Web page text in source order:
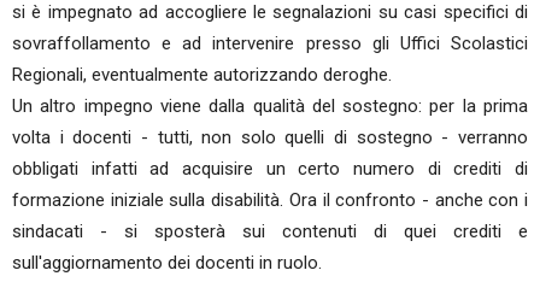
si è impegnato ad accogliere le segnalazioni su casi specifici di
sovraffollamento e ad intervenire presso gli Uffici Scolastici
Regionali, eventualmente autorizzando deroghe.
Un altro impegno viene dalla qualità del sostegno: per la prima
volta i docenti - tutti, non solo quelli di sostegno - verranno
obbligati infatti ad acquisire un certo numero di crediti di
formazione iniziale sulla disabilità. Ora il confronto - anche con i
sindacati - si sposterà sui contenuti di quei crediti e
sull'aggiornamento dei docenti in ruolo.